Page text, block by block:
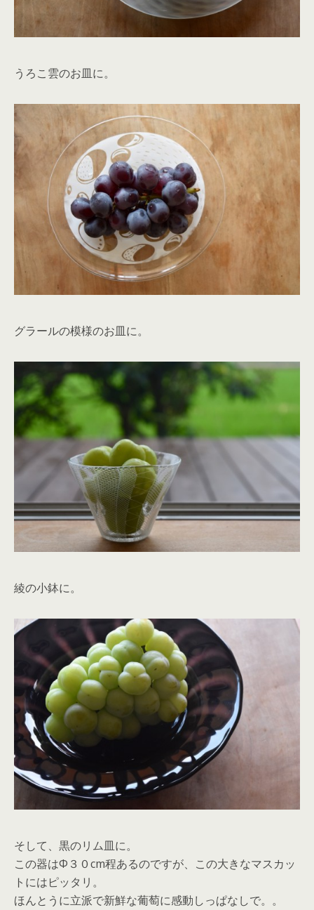
うろこ雲のお皿に。
グラールの模様のお皿に。
綾の小鉢に。
そして、黒のリム皿に。
この器はΦ３０cm程あるのですが、この大きなマスカッ
トにはピッタリ。
ほんとうに立派で新鮮な葡萄に感動しっぱなしで。。